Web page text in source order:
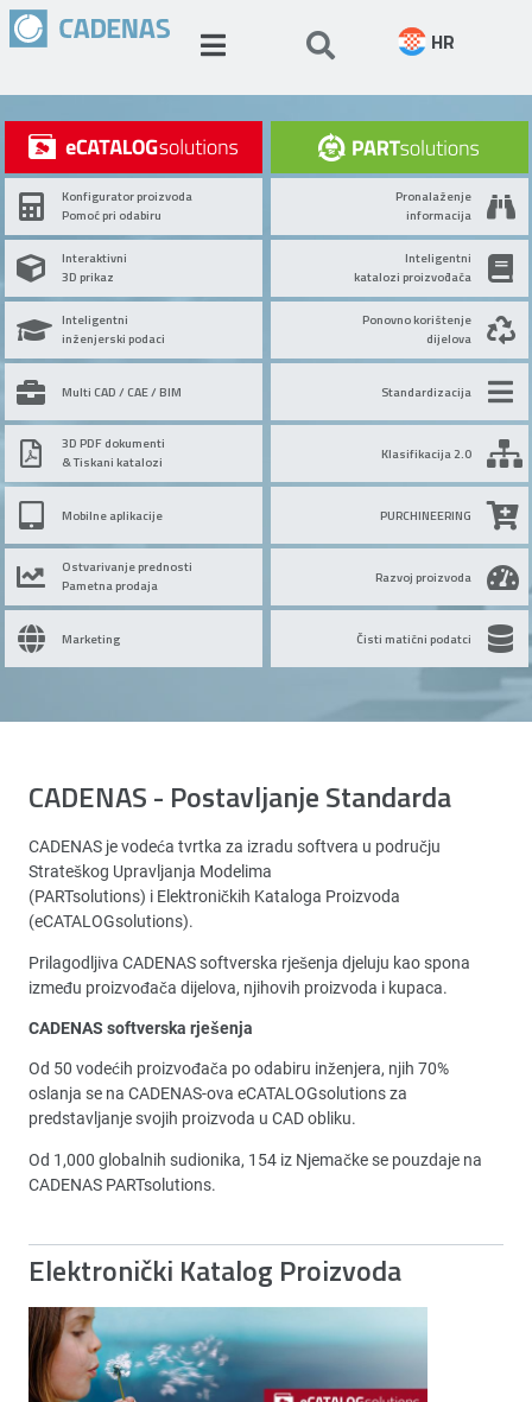
HR
Konfigurator proizvoda
Pomoć pri odabiru
Interaktivni
3D prikaz
Inteligentni
inženjerski podaci
Multi CAD / CAE / BIM
3D PDF dokumenti
& Tiskani katalozi
Mobilne aplikacije
Ostvarivanje prednosti
Pametna prodaja
Marketing
Pronalaženje
informacija
Inteligentni
katalozi proizvođača
Ponovno korištenje
dijelova
Standardizacija
Klasifikacija 2.0
PURCHINEERING
Razvoj proizvoda
Čisti matični podatci
CADENAS - Postavljanje Standarda
CADENAS je vodeća tvrtka za izradu softvera u području
Strateškog Upravljanja Modelima
(PARTsolutions) i Elektroničkih Kataloga Proizvoda
(eCATALOGsolutions).
Prilagodljiva CADENAS softverska rješenja djeluju kao spona
između proizvođača dijelova, njihovih proizvoda i kupaca.
CADENAS softverska rješenja
Od 50 vodećih proizvođača po odabiru inženjera, njih 70%
oslanja se na CADENAS-ova eCATALOGsolutions za
predstavljanje svojih proizvoda u CAD obliku.
Od 1,000 globalnih sudionika, 154 iz Njemačke se pouzdaje na
CADENAS PARTsolutions.
Elektronički Katalog Proizvoda